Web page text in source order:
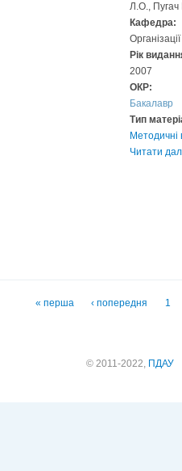
Л.О.,
Кафедра:
Рік
2007
ОКР:
Бакалавр
Тип
Методичні
Читати
« перша ‹ попередня 1
© 2011-2022, ПДАУ